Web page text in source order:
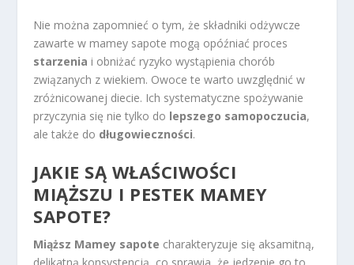
Nie można zapomnieć o tym, że składniki odżywcze
zawarte w mamey sapote mogą opóźniać proces
starzenia i obniżać ryzyko wystąpienia chorób
związanych z wiekiem. Owoce te warto uwzględnić w
zróżnicowanej diecie. Ich systematyczne spożywanie
przyczynia się nie tylko do lepszego samopoczucia,
ale także do długowieczności.
JAKIE SĄ WŁAŚCIWOŚCI
MIĄŻSZU I PESTEK MAMEY
SAPOTE?
Miąższ Mamey sapote charakteryzuje się aksamitną,